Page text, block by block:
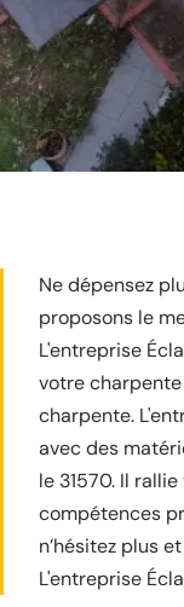
Ne dépensez
proposons le
L'entreprise
votre
charpente.
avec des
le 31570. Il
compétences
n’hésitez plus
L'entreprise